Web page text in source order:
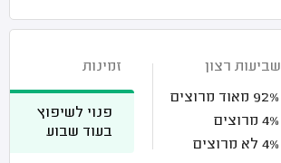
שביעות רצון
92% מאוד מרוצים
4% מרוצים
4% לא מרוצים
זמינות
פנוי לשיפוץ
בעוד שבוע